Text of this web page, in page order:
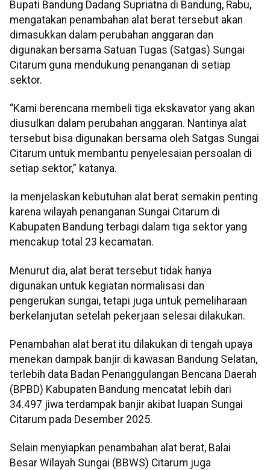
Bupati Bandung Dadang Supriatna di Bandung, Rabu,
mengatakan penambahan alat berat tersebut akan
dimasukkan dalam perubahan anggaran dan
digunakan bersama Satuan Tugas (Satgas) Sungai
Citarum guna mendukung penanganan di setiap
sektor.
“Kami berencana membeli tiga ekskavator yang akan
diusulkan dalam perubahan anggaran. Nantinya alat
tersebut bisa digunakan bersama oleh Satgas Sungai
Citarum untuk membantu penyelesaian persoalan di
setiap sektor,” katanya.
Ia menjelaskan kebutuhan alat berat semakin penting
karena wilayah penanganan Sungai Citarum di
Kabupaten Bandung terbagi dalam tiga sektor yang
mencakup total 23 kecamatan.
Menurut dia, alat berat tersebut tidak hanya
digunakan untuk kegiatan normalisasi dan
pengerukan sungai, tetapi juga untuk pemeliharaan
berkelanjutan setelah pekerjaan selesai dilakukan.
Penambahan alat berat itu dilakukan di tengah upaya
menekan dampak banjir di kawasan Bandung Selatan,
terlebih data Badan Penanggulangan Bencana Daerah
(BPBD) Kabupaten Bandung mencatat lebih dari
34.497 jiwa terdampak banjir akibat luapan Sungai
Citarum pada Desember 2025.
Selain menyiapkan penambahan alat berat, Balai
Besar Wilayah Sungai (BBWS) Citarum juga